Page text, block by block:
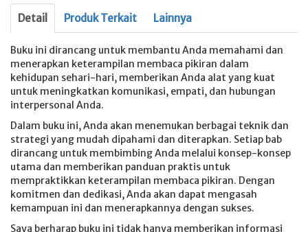
Detail Produk Terkait Lainnya
Buku ini dirancang untuk membantu Anda memahami dan
menerapkan keterampilan membaca pikiran dalam
kehidupan sehari-hari, memberikan Anda alat yang kuat
untuk meningkatkan komunikasi, empati, dan hubungan
interpersonal Anda.
Dalam buku ini, Anda akan menemukan berbagai teknik dan
strategi yang mudah dipahami dan diterapkan. Setiap bab
dirancang untuk membimbing Anda melalui konsep-konsep
utama dan memberikan panduan praktis untuk
mempraktikkan keterampilan membaca pikiran. Dengan
komitmen dan dedikasi, Anda akan dapat mengasah
kemampuan ini dan menerapkannya dengan sukses.
Saya berharap buku ini tidak hanya memberikan informasi